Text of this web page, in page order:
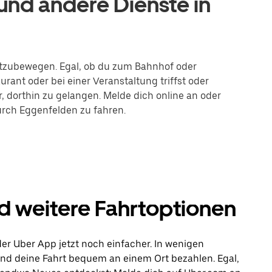
Egal, ob du zum Bahnhof oder
oder bei einer Veranstaltung triffst oder
zu gelangen. Melde dich online an oder
Eggenfelden zu fahren.
weitere Fahrtoptionen
Uber App jetzt noch einfacher. In wenigen
deine Fahrt bequem an einem Ort bezahlen. Egal,